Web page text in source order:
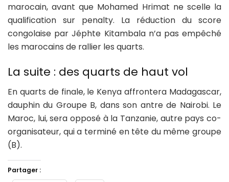
marocain, avant que Mohamed Hrimat ne scelle la
qualification sur penalty. La réduction du score
congolaise par Jéphte Kitambala n’a pas empêché
les marocains de rallier les quarts.
La suite : des quarts de haut vol
En quarts de finale, le Kenya affrontera Madagascar,
dauphin du Groupe B, dans son antre de Nairobi. Le
Maroc, lui, sera opposé à la Tanzanie, autre pays co-
organisateur, qui a terminé en tête du même groupe
(B).
Partager :